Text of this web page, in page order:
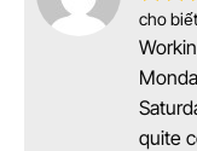
cho
quite